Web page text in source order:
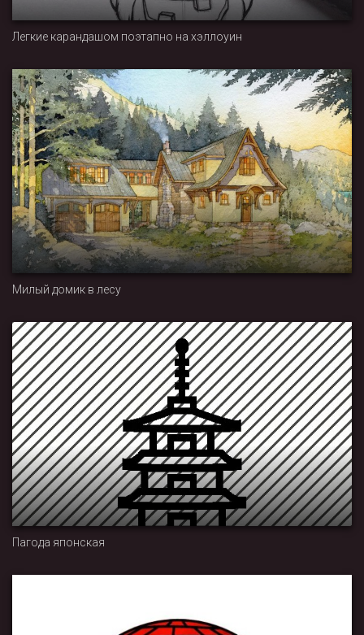
Легкие карандашом поэтапно на хэллоуин
Милый домик в лесу
Пагода японская